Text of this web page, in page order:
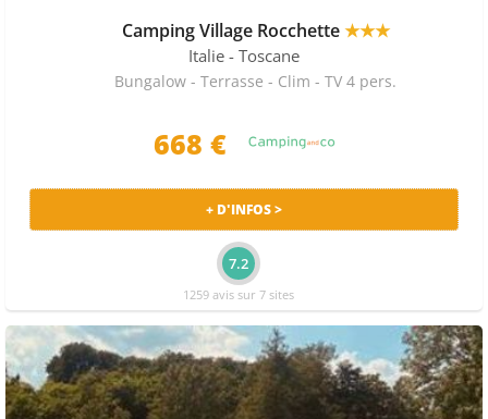
Camping Village Rocchette★★★
Italie - Toscane
Bungalow - Terrasse - Clim - TV 4 pers.
668 €
+ D'INFOS >
7.2
1259 avis sur 7 sites